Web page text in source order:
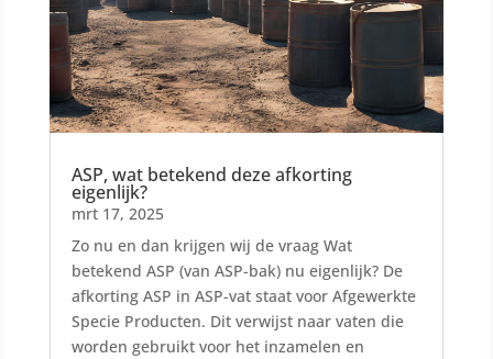
ASP, wat betekend deze afkorting
eigenlijk?
mrt 17, 2025
Zo nu en dan krijgen wij de vraag Wat
betekend ASP (van ASP-bak) nu eigenlijk? De
afkorting ASP in ASP-vat staat voor Afgewerkte
Specie Producten. Dit verwijst naar vaten die
worden gebruikt voor het inzamelen en